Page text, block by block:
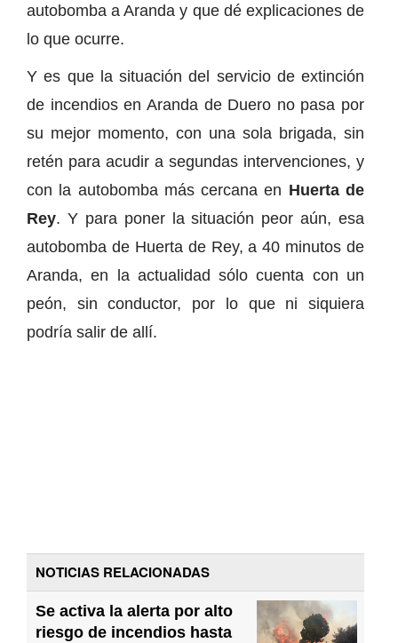
autobomba a Aranda y que dé explicaciones de
lo que ocurre.
Y es que la situación del servicio de extinción
de incendios en Aranda de Duero no pasa por
su mejor momento, con una sola brigada, sin
retén para acudir a segundas intervenciones, y
con la autobomba más cercana en Huerta de
Rey. Y para poner la situación peor aún, esa
autobomba de Huerta de Rey, a 40 minutos de
Aranda, en la actualidad sólo cuenta con un
peón, sin conductor, por lo que ni siquiera
podría salir de allí.
NOTICIAS RELACIONADAS
Se activa la alerta por alto
riesgo de incendios hasta